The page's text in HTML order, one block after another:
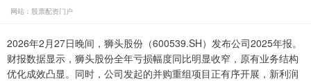
网站：股票配资门户
2026年2月27日晚间，狮头股份（600539.SH）发布公司2025年报。
财报数据显示，狮头股份全年亏损幅度同比明显收窄，原有业务结构
优化成效凸显。同时，公司发起的并购重组项目正有序开展，新利润